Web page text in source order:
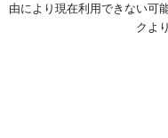
由により現在利用できない可
クよ